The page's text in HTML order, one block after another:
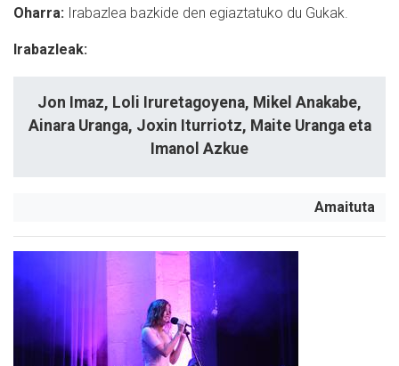
Oharra: Irabazlea bazkide den egiaztatuko du Gukak.
Irabazleak:
Jon Imaz, Loli Iruretagoyena, Mikel Anakabe,
Ainara Uranga, Joxin Iturriotz, Maite Uranga eta
Imanol Azkue
Amaituta